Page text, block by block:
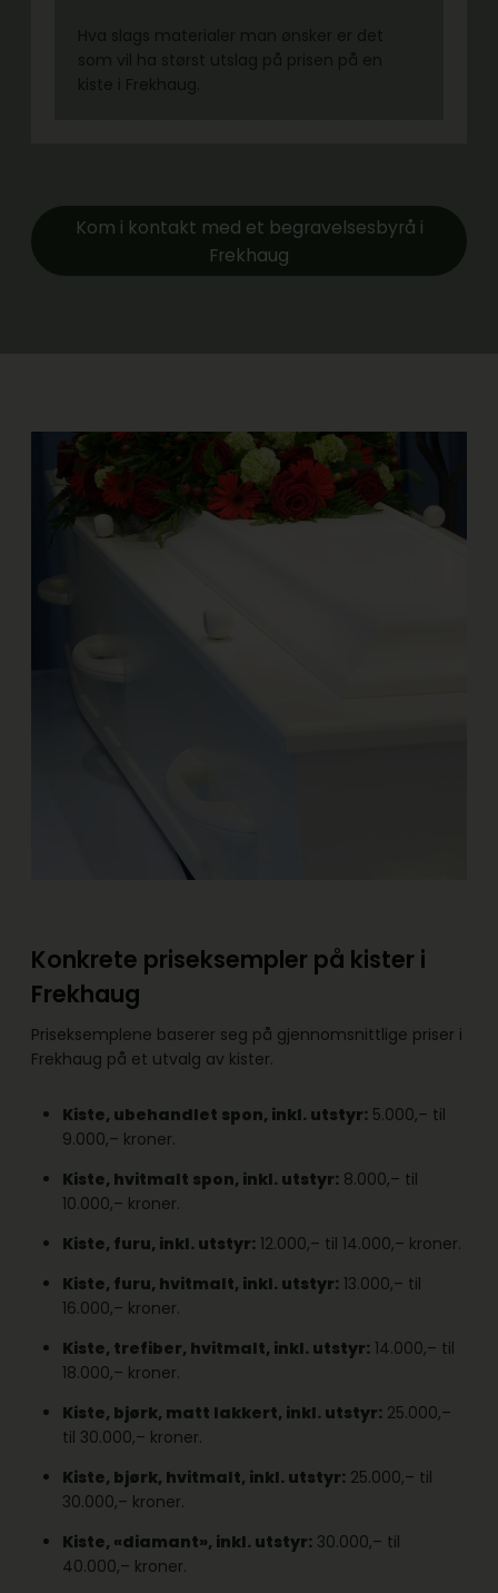
Kom i kontakt med et begravelsesbyrå i
Frekhaug
Konkrete priseksempler på kister i
Frekhaug
Priseksemplene baserer seg på gjennomsnittlige priser i
Frekhaug på et utvalg av kister.
Kiste, ubehandlet spon, inkl. utstyr: 5.000,– til
9.000,– kroner.
Kiste, hvitmalt spon, inkl. utstyr: 8.000,– til
10.000,– kroner.
Kiste, furu, inkl. utstyr: 12.000,– til 14.000,– kroner.
Kiste, furu, hvitmalt, inkl. utstyr: 13.000,– til
16.000,– kroner.
Kiste, trefiber, hvitmalt, inkl. utstyr: 14.000,– til
18.000,– kroner.
Kiste, bjørk, matt lakkert, inkl. utstyr: 25.000,–
til 30.000,– kroner.
Kiste, bjørk, hvitmalt, inkl. utstyr: 25.000,– til
30.000,– kroner.
Kiste, «diamant», inkl. utstyr: 30.000,– til
40.000,– kroner.